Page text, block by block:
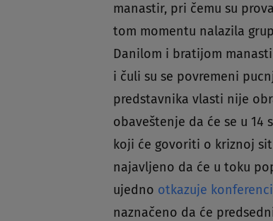
manastir, pri čemu su
tom momentu nalazila
Danilom i bratijom
i čuli su se povremeni
predstavnika vlasti nije
obaveštenje da će se u
koji će govoriti o kriznoj
najavljeno da će u toku
ujedno otkazuje
naznačeno da će